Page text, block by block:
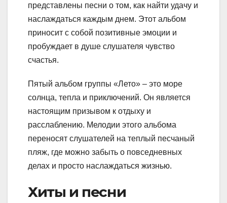
представлены песни о том, как найти удачу и
наслаждаться каждым днем. Этот альбом
приносит с собой позитивные эмоции и
пробуждает в душе слушателя чувство
счастья.
Пятый альбом группы «Лето» – это море
солнца, тепла и приключений. Он является
настоящим призывом к отдыху и
расслаблению. Мелодии этого альбома
переносят слушателей на теплый песчаный
пляж, где можно забыть о повседневных
делах и просто наслаждаться жизнью.
Хиты и песни